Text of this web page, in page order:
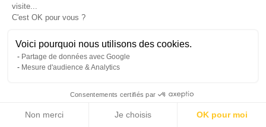
visite...
C'est OK pour vous ?
Voici pourquoi nous utilisons des cookies.
Partage de données avec Google
Mesure d'audience & Analytics
Consentements certifiés par
Non merci Je choisis OK pour moi